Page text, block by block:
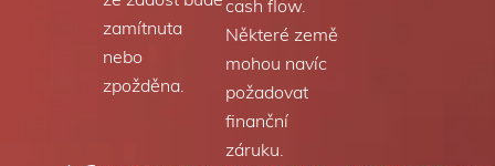
zamítnuta
nebo
zpožděna.
cash flow.
Některé země
mohou navíc
požadovat
finanční
záruku.